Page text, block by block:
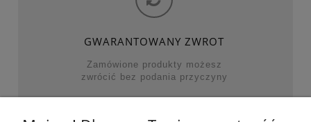
GWARANTOWANY ZWROT
Zamówione produkty możesz
zwrócić bez podania przyczyny